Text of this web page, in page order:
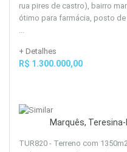
rua pires de castro), bairro
ótimo para farmácia, posto de
+ Detalhes
R$ 1.300.000,00
Marquês, Teresina-
TUR820 - Terreno com